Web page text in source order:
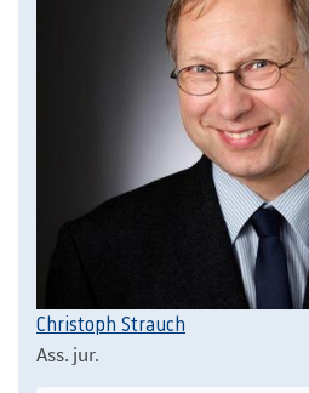
Christoph Strauch
Ass. jur.